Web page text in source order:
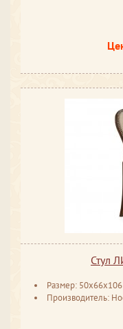
Стул
Размер: 50x66x106
Производитель: